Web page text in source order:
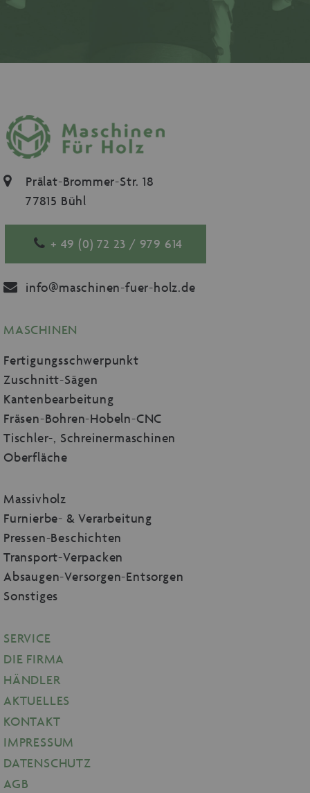
Prälat-Brommer-Str. 18
77815 Bühl
+ 49 (0) 72 23 / 979 614
info@maschinen-fuer-holz.de
MASCHINEN
Fertigungsschwerpunkt
Zuschnitt-Sägen
Kantenbearbeitung
Fräsen-Bohren-Hobeln-CNC
Tischler-, Schreinermaschinen
Oberfläche
Massivholz
Furnierbe- & Verarbeitung
Pressen-Beschichten
Transport-Verpacken
Absaugen-Versorgen-Entsorgen
Sonstiges
SERVICE
DIE FIRMA
HÄNDLER
AKTUELLES
KONTAKT
IMPRESSUM
DATENSCHUTZ
AGB